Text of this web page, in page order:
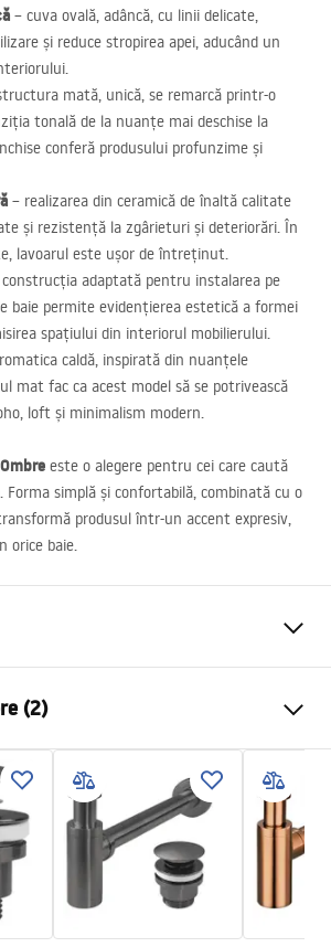
– cuva ovală, adâncă, cu linii delicate,
și reduce stropirea apei, aducând un
mată, unică, se remarcă printr-o
tonală de la nuanțe mai deschise la
conferă produsului profunzime și
– realizarea din ceramică de înaltă calitate
și rezistență la zgârieturi și deteriorări. În
lavoarul este ușor de întreținut.
adaptată pentru instalarea pe
baie permite evidențierea estetică a formei
spațiului din interiorul mobilierului.
caldă, inspirată din nuanțele
mat fac ca acest model să se potrivească
loft și minimalism modern.
este o alegere pentru cei care caută
simplă și confortabilă, combinată cu o
produsul într-un accent expresiv,
orice baie.
Bej, Maro
Mat
515mm
390
140
(2)
asamblare
_5.pdf